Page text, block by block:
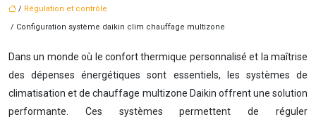
/ Régulation et contrôle
/ Configuration système daikin clim chauffage multizone
Dans un monde où le confort thermique personnalisé et la maîtrise
des dépenses énergétiques sont essentiels, les systèmes de
climatisation et de chauffage multizone Daikin offrent une solution
performante. Ces systèmes permettent de réguler